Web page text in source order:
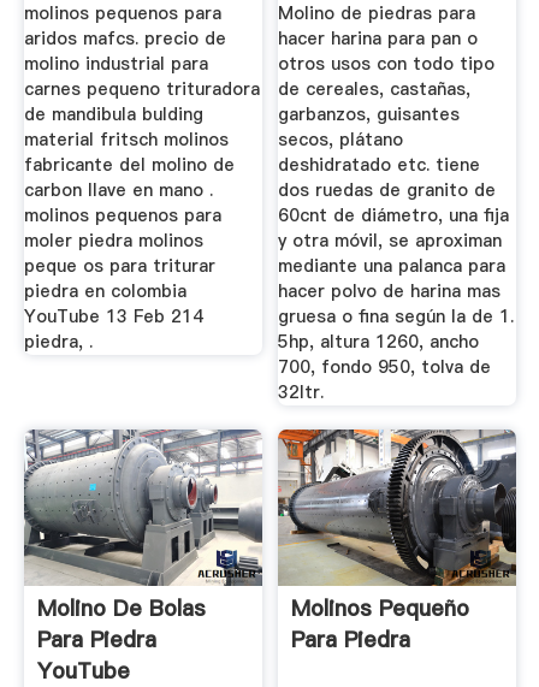
molinos pequenos para
aridos mafcs. precio de
molino industrial para
carnes pequeno trituradora
de mandibula bulding
material fritsch molinos
fabricante del molino de
carbon llave en mano .
molinos pequenos para
moler piedra molinos
peque os para triturar
piedra en colombia
YouTube 13 Feb 214
piedra, .
Molino de piedras para
hacer harina para pan o
otros usos con todo tipo
de cereales, castañas,
garbanzos, guisantes
secos, plátano
deshidratado etc. tiene
dos ruedas de granito de
60cnt de diámetro, una fija
y otra móvil, se aproximan
mediante una palanca para
hacer polvo de harina mas
gruesa o fina según la de 1.
5hp, altura 1260, ancho
700, fondo 950, tolva de
32ltr.
Molino De Bolas
Para Piedra
YouTube
Molinos Pequeño
Para Piedra